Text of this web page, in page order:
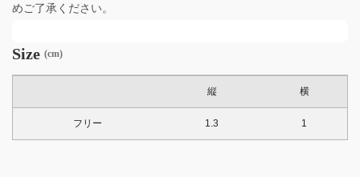
めご了承ください。
Size (cm)
縦 横
フリー 1.3 1